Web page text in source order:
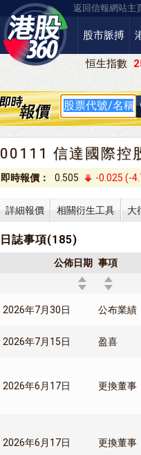
返回信報網站主
股市脈搏
恒生指數
00111 信達國際控
即時報價： 0.505 -0.025 (-
詳細報價 相關衍生工具 大
日誌事項(185)
公佈日期 事項
2026年7月30日 公布業績
2026年7月15日 盈喜
2026年6月17日 更換董事
2026年6月17日 更換董事